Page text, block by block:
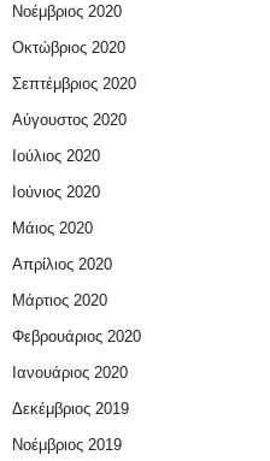
Νοέμβριος 2020
Οκτώβριος 2020
Σεπτέμβριος 2020
Αύγουστος 2020
Ιούλιος 2020
Ιούνιος 2020
Μάιος 2020
Απρίλιος 2020
Μάρτιος 2020
Φεβρουάριος 2020
Ιανουάριος 2020
Δεκέμβριος 2019
Νοέμβριος 2019